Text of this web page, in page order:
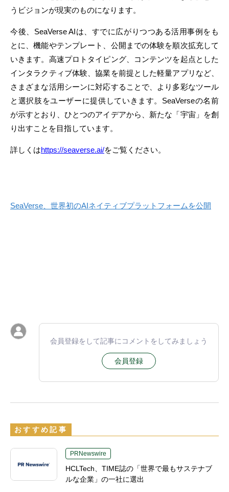
うビジョンが現実のものになります。
今後、SeaVerse AIは、すでに広がりつつある活用事例をも
とに、機能やテンプレート、公開までの体験を順次拡充して
いきます。高速プロトタイピング、コンテンツを起点とした
インタラクティブ体験、協業を前提とした軽量アプリなど、
さまざまな活用シーンに対応することで、より多彩なツール
と選択肢をユーザーに提供していきます。SeaVerseの名前
が示すとおり、ひとつのアイデアから、新たな「宇宙」を創
り出すことを目指しています。
詳しくはhttps://seaverse.ai/をご覧ください。
SeaVerse、世界初のAIネイティブプラットフォームを公開
会員登録をして記事にコメントをしてみましょう
会員登録
おすすめ記事
PRNewswire
HCLTech、TIME誌の「世界で最もサステナブ
ルな企業」の一社に選出